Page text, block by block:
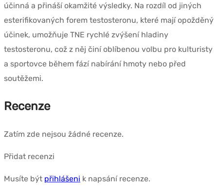
účinná a přináší okamžité výsledky. Na rozdíl od jiných
esterifikovaných forem testosteronu, které mají opožděný
účinek, umožňuje TNE rychlé zvýšení hladiny
testosteronu, což z něj činí oblíbenou volbu pro kulturisty
a sportovce během fází nabírání hmoty nebo před
soutěžemi.
Recenze
Zatím zde nejsou žádné recenze.
Přidat recenzi
Musíte být přihlášeni k napsání recenze.